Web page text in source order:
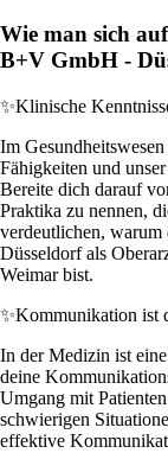
Wie man sich
B+V GmbH -
✨Klinische
Im
Fähigkeiten und
Bereite dich darauf
Praktika zu nennen,
verdeutlichen,
Düsseldorf als
Weimar bist.
✨Kommunikation ist
In der Medizin ist
deine
Umgang mit
schwierigen
effektive